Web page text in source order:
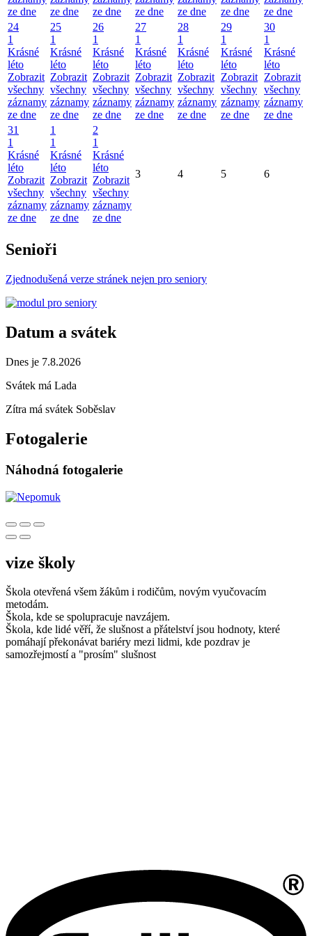
ze dne
ze dne
ze dne
ze dne
ze dne
ze dne
ze dne
24
1
Krásné
léto
Zobrazit
všechny
záznamy
ze dne
25
1
Krásné
léto
Zobrazit
všechny
záznamy
ze dne
26
1
Krásné
léto
Zobrazit
všechny
záznamy
ze dne
27
1
Krásné
léto
Zobrazit
všechny
záznamy
ze dne
28
1
Krásné
léto
Zobrazit
všechny
záznamy
ze dne
29
1
Krásné
léto
Zobrazit
všechny
záznamy
ze dne
30
1
Krásné
léto
Zobrazit
všechny
záznamy
ze dne
31
1
Krásné
léto
Zobrazit
všechny
záznamy
ze dne
1
1
Krásné
léto
Zobrazit
všechny
záznamy
ze dne
2
1
Krásné
léto
Zobrazit
všechny
záznamy
ze dne
3 4 5 6
Senioři
Zjednodušená verze stránek nejen pro seniory
Datum a svátek
Dnes je 7.8.2026
Svátek má Lada
Zítra má svátek Soběslav
Fotogalerie
Náhodná fotogalerie
vize školy
Škola otevřená všem žákům i rodičům, novým vyučovacím
metodám.
Škola, kde se spolupracuje navzájem.
Škola, kde lidé věří, že slušnost a přátelství jsou hodnoty, které
pomáhají překonávat bariéry mezi lidmi, kde pozdrav je
samozřejmostí a "prosím" slušnost